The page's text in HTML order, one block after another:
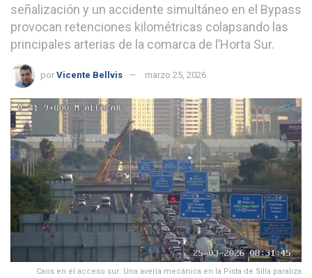
señalización y un accidente simultáneo en el Bypass
provocan retenciones kilométricas colapsando las
principales arterias de la comarca de l’Horta Sur.
por Vicente Bellvis marzo 25, 2026
Caos en el acceso sur: Una avería mecánica en la Pista de Silla paraliza